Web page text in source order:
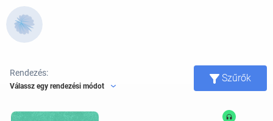
Rendezés:
Válassz egy rendezési módot
Szűrők